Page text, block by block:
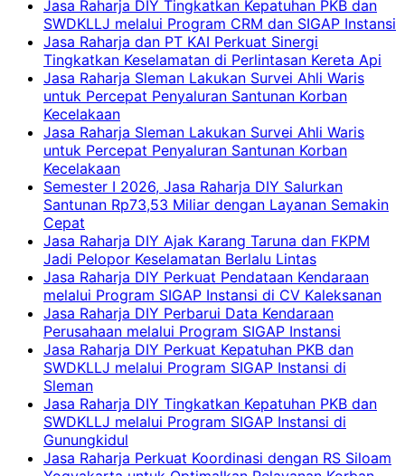
Jasa Raharja DIY Tingkatkan Kepatuhan PKB dan
SWDKLLJ melalui Program CRM dan SIGAP Instansi
Jasa Raharja dan PT KAI Perkuat Sinergi
Tingkatkan Keselamatan di Perlintasan Kereta Api
Jasa Raharja Sleman Lakukan Survei Ahli Waris
untuk Percepat Penyaluran Santunan Korban
Kecelakaan
Jasa Raharja Sleman Lakukan Survei Ahli Waris
untuk Percepat Penyaluran Santunan Korban
Kecelakaan
Semester I 2026, Jasa Raharja DIY Salurkan
Santunan Rp73,53 Miliar dengan Layanan Semakin
Cepat
Jasa Raharja DIY Ajak Karang Taruna dan FKPM
Jadi Pelopor Keselamatan Berlalu Lintas
Jasa Raharja DIY Perkuat Pendataan Kendaraan
melalui Program SIGAP Instansi di CV Kaleksanan
Jasa Raharja DIY Perbarui Data Kendaraan
Perusahaan melalui Program SIGAP Instansi
Jasa Raharja DIY Perkuat Kepatuhan PKB dan
SWDKLLJ melalui Program SIGAP Instansi di
Sleman
Jasa Raharja DIY Tingkatkan Kepatuhan PKB dan
SWDKLLJ melalui Program SIGAP Instansi di
Gunungkidul
Jasa Raharja Perkuat Koordinasi dengan RS Siloam